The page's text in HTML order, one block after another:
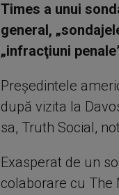
Times a unui
general,
„infracţiuni
Preşedintele
după vizita la
sa, Truth Social,
Exasperat de un
colaborare cu The